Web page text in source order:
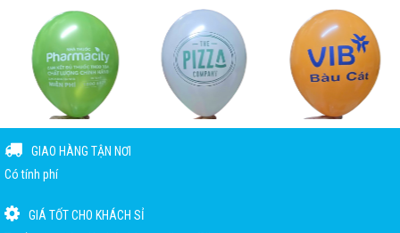
GIAO HÀNG TẬN NƠI
Có tính phí
GIÁ TỐT CHO KHÁCH SỈ